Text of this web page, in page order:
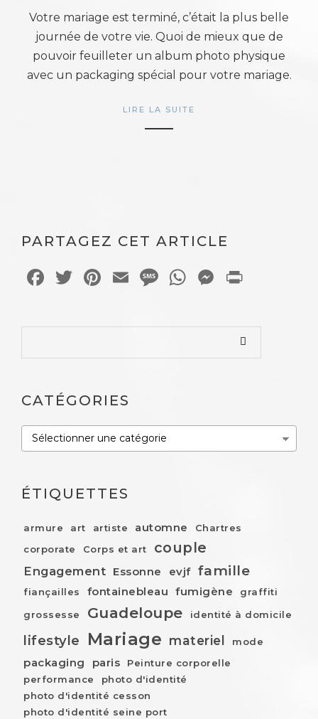
Votre mariage est terminé, c’était la plus belle
journée de votre vie. Quoi de mieux que de
pouvoir feuilleter un album photo physique
avec un packaging spécial pour votre mariage.
LIRE LA SUITE
PARTAGEZ CET ARTICLE
Facebook
Twitter
Pinterest
EmailMessage
WhatsApp
CATÉGORIES
Catégories
ÉTIQUETTES
armure art artiste automne
Chartres
corporate
Corps et art couple
Engagement Essonne evjf famille
fiançailles fontainebleau fumigène
graffiti
grossesse
Guadeloupe identité à domicile
lifestyle Mariage materiel mode
packaging paris
Peinture corporelle
performance
photo d'identité
photo d'identité cesson
photo d'identité seine port